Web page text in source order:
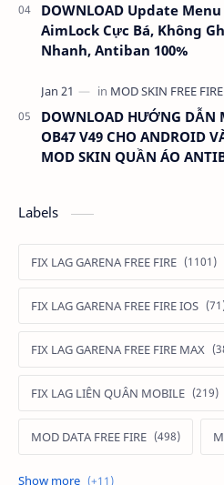
DOWNLOAD Update
AimLock Cực Bá, Không
Nhanh, Antiban 100%
DOWNLOAD HƯỚNG DẪN
OB47 V49 CHO ANDROID
MOD SKIN QUẦN ÁO
Labels
FIX LAG GARENA FREE FIRE
FIX LAG GARENA FREE FIRE IOS
FIX LAG GARENA FREE FIRE MAX
FIX LAG LIÊN QUÂN MOBILE
MOD DATA FREE FIRE
MOD FREE FIRE